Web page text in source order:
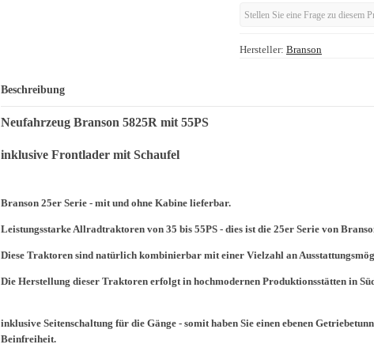
Stellen Sie eine Frage zu diesem
Hersteller: Branson
Beschreibung
Neufahrzeug Branson 5825R mit 55PS
inklusive Frontlader mit Schaufel
Branson 25er Serie - mit und ohne Kabine lieferbar.
Leistungsstarke Allradtraktoren von 35 bis 55PS - dies ist die 25er Serie von
Diese Traktoren sind natürlich kombinierbar mit einer Vielzahl an
Die Herstellung dieser Traktoren erfolgt in hochmodernen Produktionsstätten in
inklusive Seitenschaltung für die Gänge - somit haben Sie einen ebenen
Beinfreiheit.